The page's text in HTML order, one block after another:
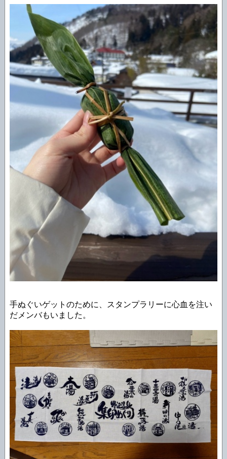
手ぬぐいゲットのために、スタンプラリーに心血を注い
だメンバもいました。